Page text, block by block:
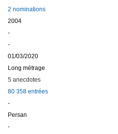
2 nominations
2004
-
-
01/03/2020
Long métrage
5 anecdotes
80 358 entrées
-
Persan
-